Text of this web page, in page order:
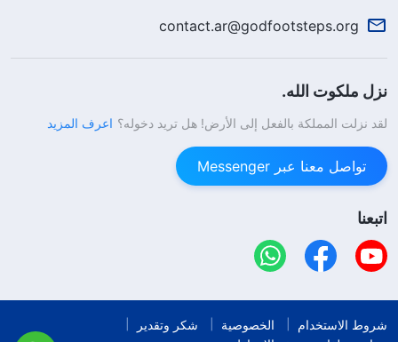
contact.ar@godfootsteps.org
نزل ملكوت الله.
لقد نزلت المملكة بالفعل إلى الأرض! هل تريد دخوله؟ اعرف المزيد
تواصل معنا عبر Messenger
اتبعنا
شروط الاستخدام الخصوصية
شكر وتقدير